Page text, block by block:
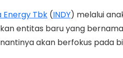
Energy Tbk(INDY) melalui
entitas baru yang
akan berfokus pada